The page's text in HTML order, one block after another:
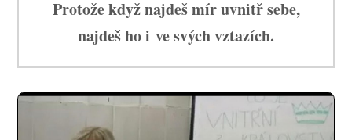
Protože když najdeš mír uvnitř sebe,
najdeš ho i ve svých vztazích.
Video